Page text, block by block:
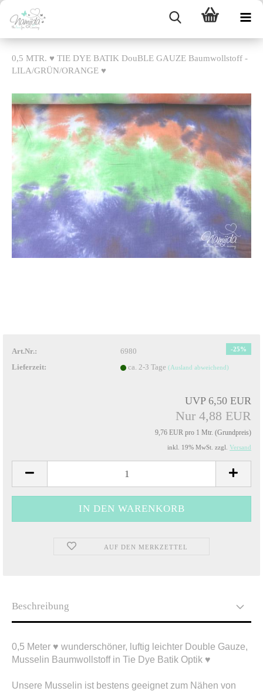
0,5 MTR. ♥ TIE DYE BATIK DouBLE GAUZE Baumwollstoff -
LILA/GRÜN/ORANGE ♥
-25%
Art.Nr.:
6980
Lieferzeit:
ca. 2-3 Tage (Ausland abweichend)
UVP 6,50 EUR
Nur 4,88 EUR
9,76 EUR pro 1 Mtr. (Grundpreis)
inkl. 19% MwSt. zzgl. Versand
AUF DEN MERKZETTEL
Beschreibung
0,5 Meter ♥ wunderschöner, luftig leichter Double Gauze,
Musselin Baumwollstoff in Tie Dye Batik Optik ♥
Unsere Musselin ist bestens geeignet zum Nähen von